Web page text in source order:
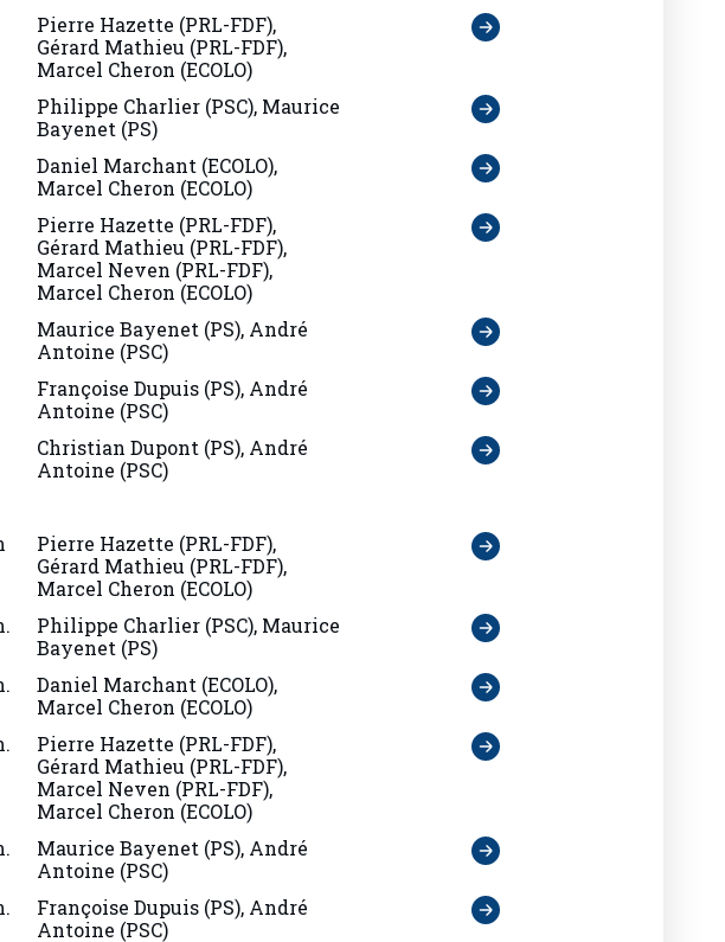
Pierre Hazette (PRL-FDF),
Gérard Mathieu (PRL-FDF),
Marcel Cheron (ECOLO)
Philippe Charlier (PSC), Maurice
Bayenet (PS)
Daniel Marchant (ECOLO),
Marcel Cheron (ECOLO)
Pierre Hazette (PRL-FDF),
Gérard Mathieu (PRL-FDF),
Marcel Neven (PRL-FDF),
Marcel Cheron (ECOLO)
Maurice Bayenet (PS), André
Antoine (PSC)
Françoise Dupuis (PS), André
Antoine (PSC)
Christian Dupont (PS), André
Antoine (PSC)
Pierre Hazette (PRL-FDF),
Gérard Mathieu (PRL-FDF),
Marcel Cheron (ECOLO)
Philippe Charlier (PSC), Maurice
Bayenet (PS)
Daniel Marchant (ECOLO),
Marcel Cheron (ECOLO)
Pierre Hazette (PRL-FDF),
Gérard Mathieu (PRL-FDF),
Marcel Neven (PRL-FDF),
Marcel Cheron (ECOLO)
Maurice Bayenet (PS), André
Antoine (PSC)
Françoise Dupuis (PS), André
Antoine (PSC)